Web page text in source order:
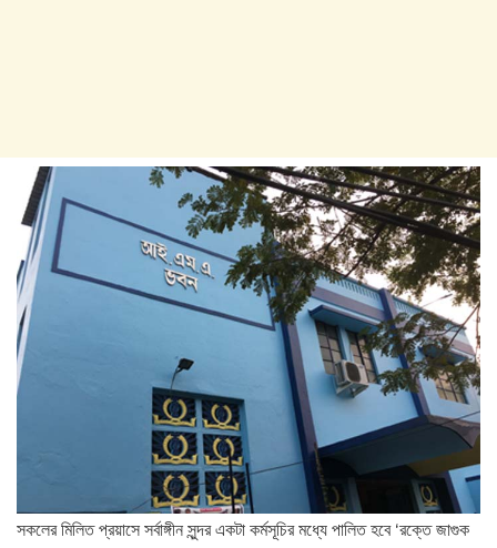
সকলের মিলিত প্রয়াসে সর্বাঙ্গীন সুন্দর একটা কর্মসূচির মধ্যে পালিত হবে ‘রক্তে জাগুক